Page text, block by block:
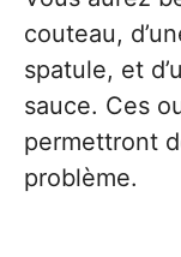
couteau,
spatule, et
sauce. Ces
permettront
problème.